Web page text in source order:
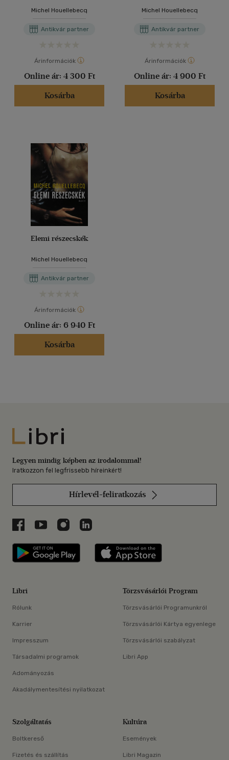
Michel Houellebecq
Antikvár partner
Árinformációk
Online ár: 4 300 Ft
Kosárba
Michel Houellebecq
Antikvár partner
Árinformációk
Online ár: 4 900 Ft
Kosárba
Elemi részecskék
Michel Houellebecq
Antikvár partner
Árinformációk
Online ár: 6 940 Ft
Kosárba
Libri
Legyen mindig képben az irodalommal!
Iratkozzon fel legfrissebb híreinkért!
Hírlevél-feliratkozás
Libri a Facebookon
Libri a Youtube-on
Libri az Instagramon
Libri a LinkedInen
Libri applikáció Szerezd meg: Google
Libri
Rólunk
Karrier
Impresszum
Társadalmi programok
Adományozás
Akadálymentesítési nyilatkozat
Törzsvásárlói Program
Törzsvásárlói Programunkról
Törzsvásárlói Kártya egyenlege
Törzsvásárlói szabályzat
Libri App
Szolgáltatás
Boltkereső
Fizetés és szállítás
Kultúra
Események
Libri Magazin